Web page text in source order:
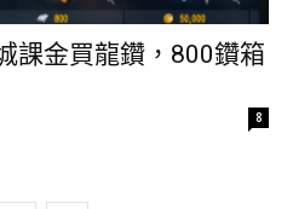
課金買龍鑽，800鑽箱
8